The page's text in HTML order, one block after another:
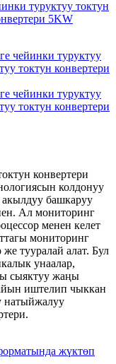
конвертери
колдонуу
башкаруу
Ал мониторинг
менен келет
мониторинг
тууралай алат. Бул
унаалар,
сыяктуу жаңы
иштелип чыккан
натыйжалуу
жүктөп